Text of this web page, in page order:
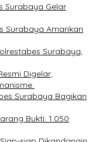
Surabaya Gelar
Surabaya Amankan
Surabaya,
Digelar,
Surabaya Bagikan
Bukti: 1.050